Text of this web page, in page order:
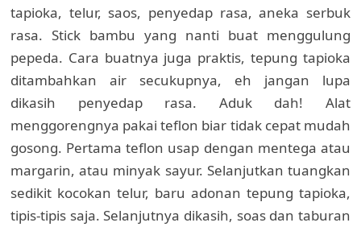
tapioka, telur, saos, penyedap rasa, aneka serbuk
rasa. Stick bambu yang nanti buat menggulung
pepeda. Cara buatnya juga praktis, tepung tapioka
ditambahkan air secukupnya, eh jangan lupa
dikasih penyedap rasa. Aduk dah! Alat
menggorengnya pakai teflon biar tidak cepat mudah
gosong. Pertama teflon usap dengan mentega atau
margarin, atau minyak sayur. Selanjutkan tuangkan
sedikit kocokan telur, baru adonan tepung tapioka,
tipis-tipis saja. Selanjutnya dikasih, soas dan taburan